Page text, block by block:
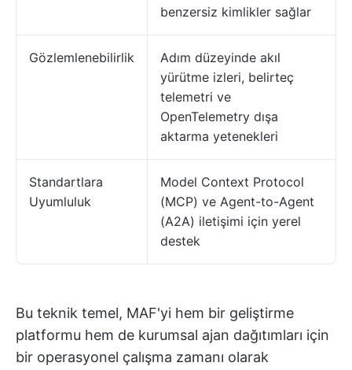
benzersiz kimlikler sağlar
Gözlemlenebilirlik
Adım düzeyinde akıl
yürütme izleri, belirteç
telemetri ve
OpenTelemetry dışa
aktarma yetenekleri
Standartlara
Uyumluluk
Model Context Protocol
(MCP) ve Agent-to-Agent
(A2A) iletişimi için yerel
destek
Bu teknik temel, MAF'yi hem bir geliştirme
platformu hem de kurumsal ajan dağıtımları için
bir operasyonel çalışma zamanı olarak